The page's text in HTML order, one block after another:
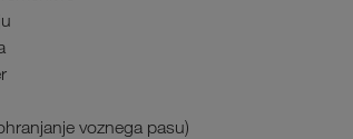
voznega pasu)